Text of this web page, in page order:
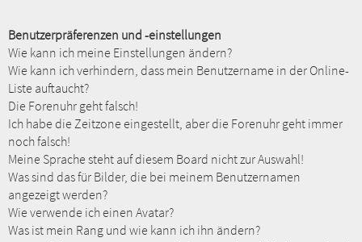
Benutzerpräferenzen und -einstellungen
Wie kann ich meine Einstellungen ändern?
Wie kann ich verhindern, dass mein Benutzername in der Online-
Liste auftaucht?
Die Forenuhr geht falsch!
Ich habe die Zeitzone eingestellt, aber die Forenuhr geht immer
noch falsch!
Meine Sprache steht auf diesem Board nicht zur Auswahl!
Was sind das für Bilder, die bei meinem Benutzernamen
angezeigt werden?
Wie verwende ich einen Avatar?
Was ist mein Rang und wie kann ich ihn ändern?